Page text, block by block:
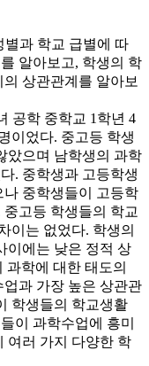
별과 학교 급별에 따
알아보고, 학생의 학
상관관계를 알아보
공학 중학교 1학년 4
이었다. 중고등 학생
았으며 남학생의 과학
. 중학생과 고등학생
중학생들이 고등학
고등 학생들의 학교
이는 없었다. 학생의
이에는 낮은 정적 상
과학에 대한 태도의
과 가장 높은 상관관
학생들의 학교생활
이 과학수업에 흥미
여러 가지 다양한 학